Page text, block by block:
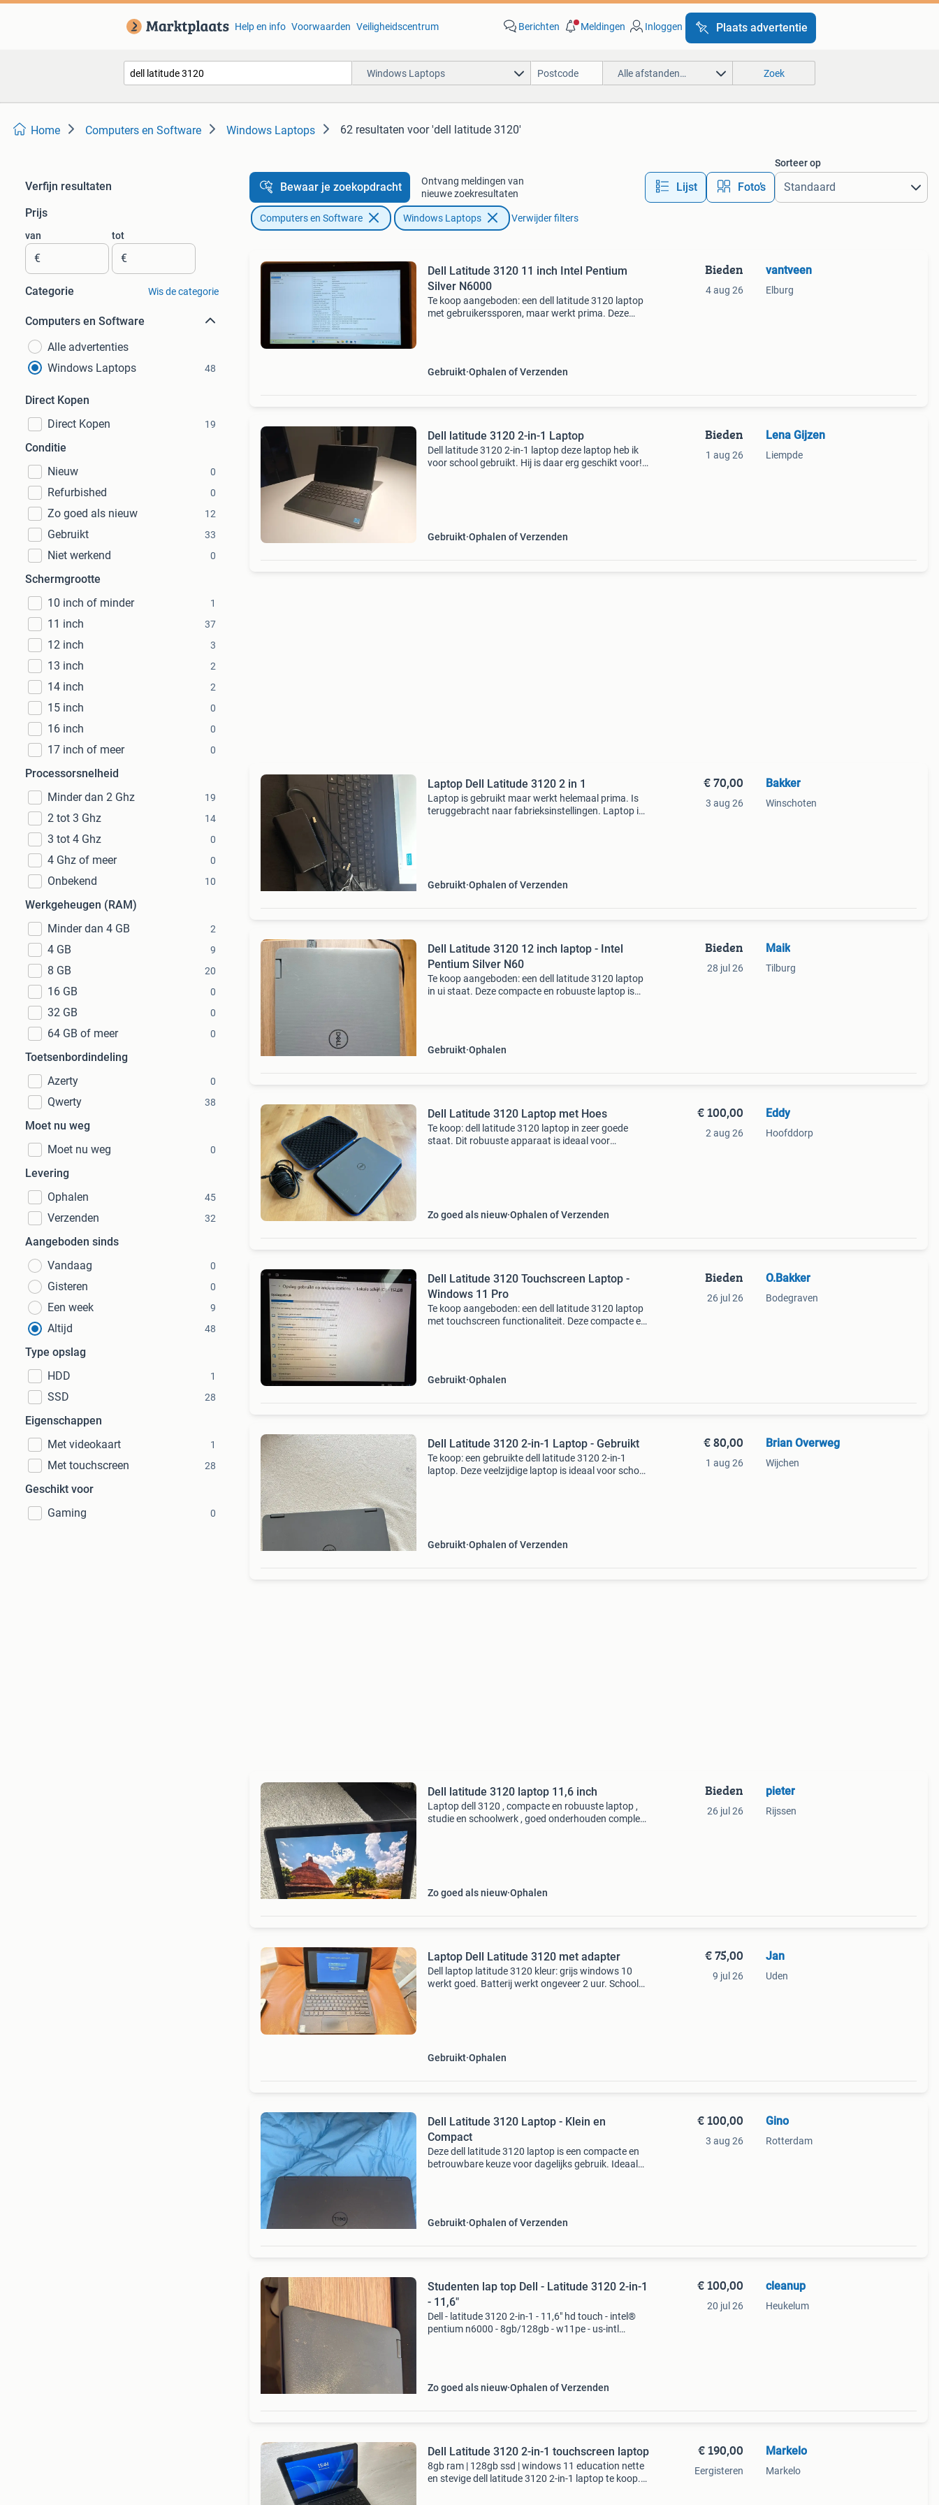
Help en info Voorwaarden Veiligheidscentrum Berichten Meldingen Inloggen Plaats advertentie
Windows Laptops Alle afstanden… Zoek
Home Computers en Software Windows Laptops 62 resultaten voor 'dell latitude 3120'
Verfijn resultaten
Prijs
van
€
tot
€
Categorie Wis de categorie
Computers en Software
Alle advertenties
Windows Laptops
48
Direct Kopen
Direct Kopen
19
Conditie
Nieuw
0
Refurbished 0
Zo goed als nieuw 12
Gebruikt 33
Niet werkend 0
Schermgrootte
10 inch of minder
1
11 inch 37
12 inch 3
13 inch 2
14 inch 2
15 inch 0
16 inch 0
17 inch of meer 0
Processorsnelheid
Minder dan 2 Ghz
19
2 tot 3 Ghz 14
3 tot 4 Ghz 0
4 Ghz of meer 0
Onbekend 10
Werkgeheugen (RAM)
Minder dan 4 GB
2
4 GB 9
8 GB 20
16 GB 0
32 GB 0
64 GB of meer 0
Toetsenbordindeling
Azerty
0
Qwerty 38
Moet nu weg
Moet nu weg
0
Levering
Ophalen
45
Verzenden 32
Aangeboden sinds
Vandaag
0
Gisteren 0
Een week 9
Altijd 48
Type opslag
HDD
1
SSD 28
Eigenschappen
Met videokaart
1
Met touchscreen 28
Geschikt voor
Gaming
0
Bewaar je zoekopdracht
Ontvang meldingen van
nieuwe zoekresultaten
Lijst Foto’s
Sorteer op
Computers en Software Windows Laptops Verwijder filters
Dell Latitude 3120 11 inch Intel Pentium
Silver N6000
Te koop aangeboden: een dell latitude 3120 laptop
met gebruikerssporen, maar werkt prima. Deze
Gebruikt Ophalen of Verzenden
Bieden
4 aug 26
vantveen
Elburg
Dell latitude 3120 2-in-1 Laptop
Dell latitude 3120 2-in-1 laptop deze laptop heb ik
voor school gebruikt. Hij is daar erg geschikt voor!
Gebruikt Ophalen of Verzenden
Bieden
1 aug 26
Lena Gijzen
Liempde
Laptop Dell Latitude 3120 2 in 1
Laptop is gebruikt maar werkt helemaal prima. Is
teruggebracht naar fabrieksinstellingen. Laptop is
Gebruikt Ophalen of Verzenden
€ 70,00
3 aug 26
Bakker
Winschoten
Dell Latitude 3120 12 inch laptop - Intel
Pentium Silver N60
Te koop aangeboden: een dell latitude 3120 laptop
in ui staat. Deze compacte en robuuste laptop is
Gebruikt Ophalen
Bieden
28 jul 26
Maik
Tilburg
Dell Latitude 3120 Laptop met Hoes
Te koop: dell latitude 3120 laptop in zeer goede
staat. Dit robuuste apparaat is ideaal voor
Zo goed als nieuw Ophalen of Verzenden
€ 100,00
2 aug 26
Eddy
Hoofddorp
Dell Latitude 3120 Touchscreen Laptop -
Windows 11 Pro
Te koop aangeboden: een dell latitude 3120 laptop
met touchscreen functionaliteit. Deze compacte en
Gebruikt Ophalen
Bieden
26 jul 26
O.Bakker
Bodegraven
Dell Latitude 3120 2-in-1 Laptop - Gebruikt
Te koop: een gebruikte dell latitude 3120 2-in-1
laptop. Deze veelzijdige laptop is ideaal voor school,
Gebruikt Ophalen of Verzenden
€ 80,00
1 aug 26
Brian Overweg
Wijchen
Dell latitude 3120 laptop 11,6 inch
Laptop dell 3120 , compacte en robuuste laptop ,
studie en schoolwerk , goed onderhouden compleet
Zo goed als nieuw Ophalen
Bieden
26 jul 26
pieter
Rijssen
Laptop Dell Latitude 3120 met adapter
Dell laptop latitude 3120 kleur: grijs windows 10
werkt goed. Batterij werkt ongeveer 2 uur. School
Gebruikt Ophalen
€ 75,00
9 jul 26
Jan
Uden
Dell Latitude 3120 Laptop - Klein en
Compact
Deze dell latitude 3120 laptop is een compacte en
betrouwbare keuze voor dagelijks gebruik. Ideaal
Gebruikt Ophalen of Verzenden
€ 100,00
3 aug 26
Gino
Rotterdam
Studenten lap top Dell - Latitude 3120 2-in-1
- 11,6"
Dell - latitude 3120 2-in-1 - 11,6" hd touch - intel®
pentium n6000 - 8gb/128gb - w11pe - us-intl
Zo goed als nieuw Ophalen of Verzenden
€ 100,00
20 jul 26
cleanup
Heukelum
Dell Latitude 3120 2-in-1 touchscreen laptop
8gb ram | 128gb ssd | windows 11 education nette
en stevige dell latitude 3120 2-in-1 laptop te koop.
€ 190,00
Eergisteren
Markelo
Markelo